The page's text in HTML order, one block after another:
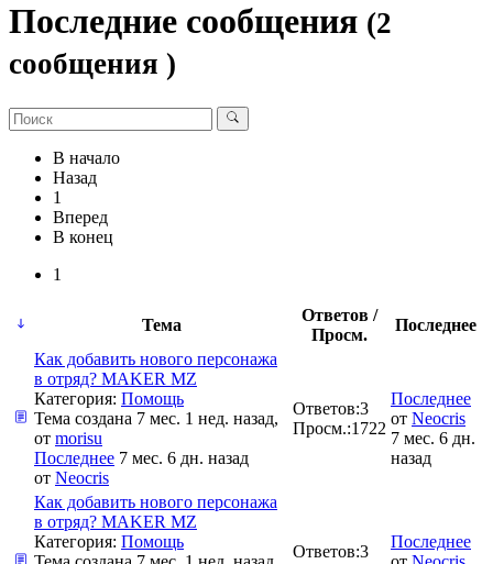
Последние сообщения (2
сообщения )
В начало
Назад
1
Вперед
В конец
1
Тема
Ответов /
Просм.
Последнее
Как добавить нового персонажа
в отряд? MAKER MZ
Категория: Помощь
Тема создана 7 мес. 1 нед. назад,
от morisu
Последнее 7 мес. 6 дн. назад
от Neocris
Ответов:3
Просм.:1722
Последнее
от Neocris
7 мес. 6 дн.
назад
Как добавить нового персонажа
в отряд? MAKER MZ
Категория: Помощь
Ответов:3
Последнее